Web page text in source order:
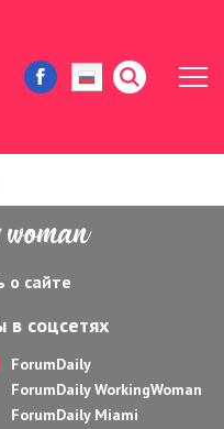
о сайте
в соцсетях
ForumDaily
ForumDaily WorkingWoman
ForumDaily Miami